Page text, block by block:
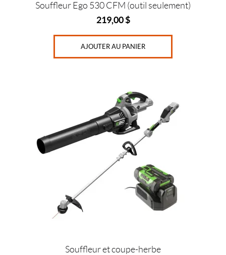
Souffleur Ego 530 CFM (outil seulement)
219,00$
AJOUTER AU PANIER
Souffleur et coupe-herbe